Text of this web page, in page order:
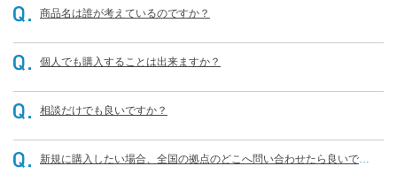
商品名は誰が考えているのですか？
個人でも購入することは出来ますか？
相談だけでも良いですか？
新規に購入したい場合、全国の拠点のどこへ問い合わせたら良いです